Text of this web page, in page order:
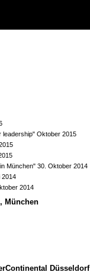
leadership" Oktober 2015
München" 30. Oktober 2014
2014
2014
München
Düsseldorf